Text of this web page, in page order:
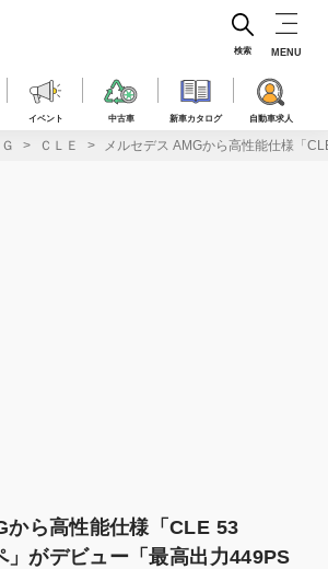
イベント 中古車 新車カタログ 自動車求人
検索 MENU
ＣＬＥ メルセデス AMGから高性能仕様「
から高性能仕様「CLE 53
」がデビュー「最高出力449PS